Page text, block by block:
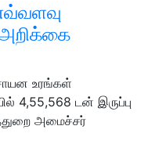
உரங்கள்
4,55,568 டன் இருப்பு
அமைச்சர்